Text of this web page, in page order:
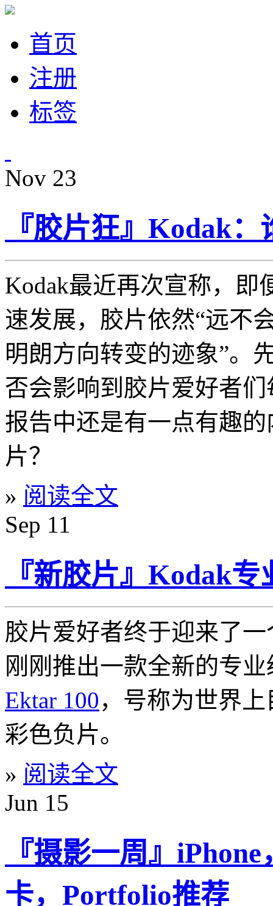
首页
注册
标签
Nov 23
『胶片狂』Kodak
Kodak最近再次宣称，即
速发展，胶片依然“远不
明朗方向转变的迹象”。
否会影响到胶片爱好者
报告中还是有一点有趣
片？
» 阅读全文
Sep 11
『新胶片』Kodak
胶片爱好者终于迎来了
刚刚推出一款全新的专
Ektar 100，号称为世界
彩色负片。
» 阅读全文
Jun 15
『摄影一周』
卡，Portfolio推荐